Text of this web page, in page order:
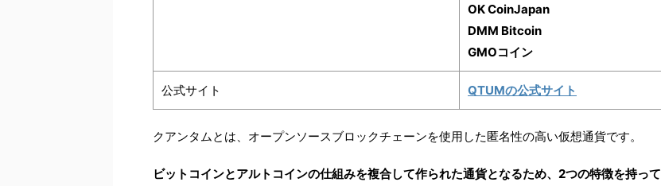
OK CoinJapan
DMM Bitcoin
GMOコイン
公式サイト QTUMの公式サイト
クアンタムとは、オープンソースブロックチェーンを使用した匿名性の高い仮想通貨です。
ビットコインとアルトコインの仕組みを複合して作られた通貨となるため、2つの特徴を持って